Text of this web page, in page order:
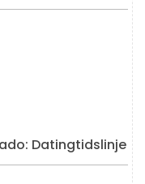
Datingtidslinje